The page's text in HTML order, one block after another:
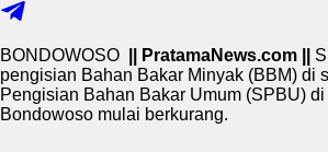
BONDOWOSO || PratamaNews.com ||
pengisian Bahan Bakar Minyak (BBM) di
Pengisian Bahan Bakar Umum (SPBU)
Bondowoso mulai berkurang.